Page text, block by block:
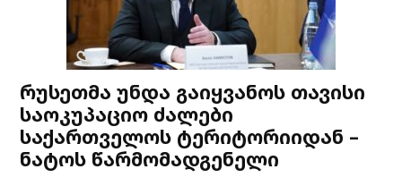
რუსეთმა უნდა გაიყვანოს თავისი
საოკუპაციო ძალები
საქართველოს ტერიტორიიდან –
ნატოს წარმომადგენელი